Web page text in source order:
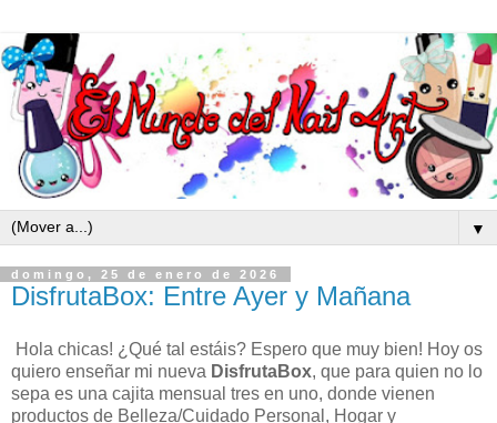
▼
domingo, 25 de enero de 2026
DisfrutaBox: Entre Ayer y Mañana
Hola chicas! ¿Qué tal estáis? Espero que muy bien! Hoy os
quiero enseñar mi nueva DisfrutaBox, que para quien no lo
sepa es una cajita mensual tres en uno, donde vienen
productos de Belleza/Cuidado Personal, Hogar y